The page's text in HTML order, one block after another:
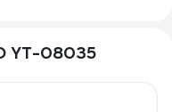
YT-08035